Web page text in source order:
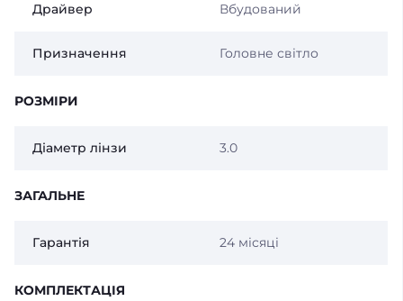
Драйвер Вбудований
Призначення Головне світло
РОЗМІРИ
Діаметр лінзи 3.0
ЗАГАЛЬНЕ
Гарантія 24 місяці
КОМПЛЕКТАЦІЯ